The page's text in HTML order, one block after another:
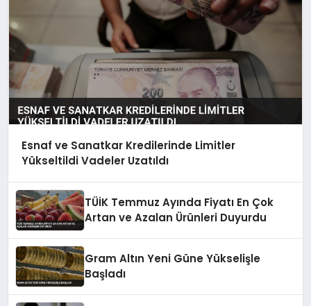
Esnaf ve Sanatkar Kredilerinde Limitler
Yükseltildi Vadeler Uzatıldı
TÜİK Temmuz Ayında Fiyatı En Çok
Artan ve Azalan Ürünleri Duyurdu
Gram Altın Yeni Güne Yükselişle
Başladı